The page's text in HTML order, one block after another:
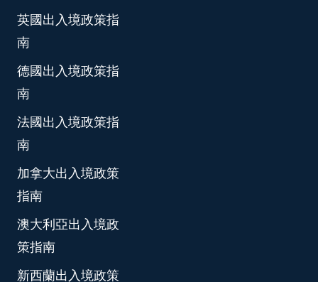
英國出入境政策指
南
德國出入境政策指
南
法國出入境政策指
南
加拿大出入境政策
指南
澳大利亞出入境政
策指南
新西蘭出入境政策